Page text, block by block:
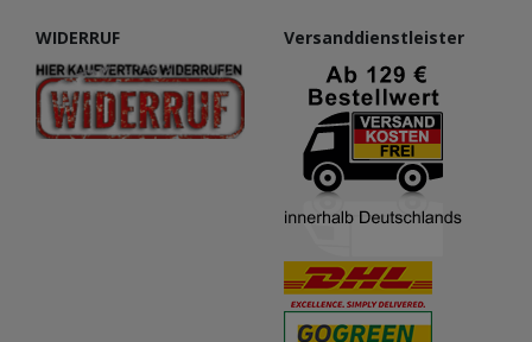
WIDERRUF Versanddienstleister